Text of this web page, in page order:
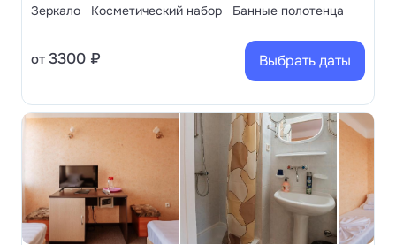
Зеркало
Косметический набор Банные полотенца
от 3300 ₽ Выбрать даты